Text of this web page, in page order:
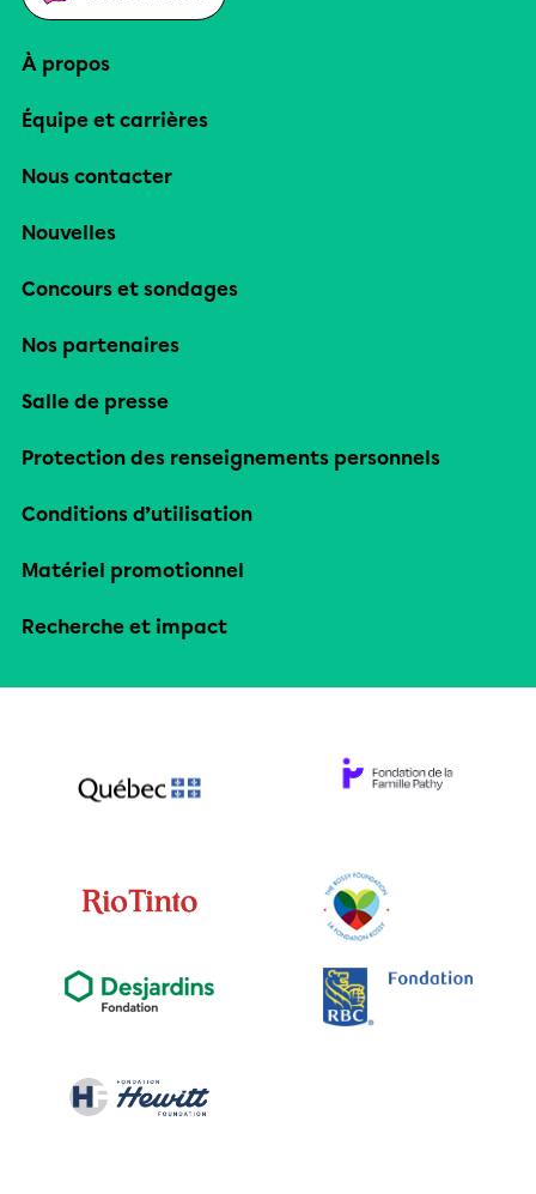
À propos
Équipe et carrières
Nous contacter
Nouvelles
Concours et sondages
Nos partenaires
Salle de presse
Protection des renseignements personnels
Conditions d’utilisation
Matériel promotionnel
Recherche et impact